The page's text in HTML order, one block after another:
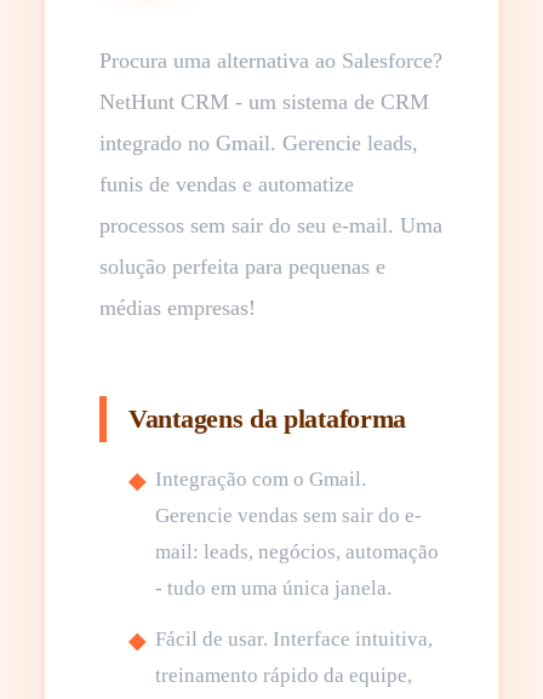
Procura uma alternativa ao Salesforce?
NetHunt CRM - um sistema de CRM
integrado no Gmail. Gerencie leads,
funis de vendas e automatize
processos sem sair do seu e-mail. Uma
solução perfeita para pequenas e
médias empresas!
Vantagens da plataforma
Integração com o Gmail.
Gerencie vendas sem sair do e-
mail: leads, negócios, automação
- tudo em uma única janela.
Fácil de usar. Interface intuitiva,
treinamento rápido da equipe,